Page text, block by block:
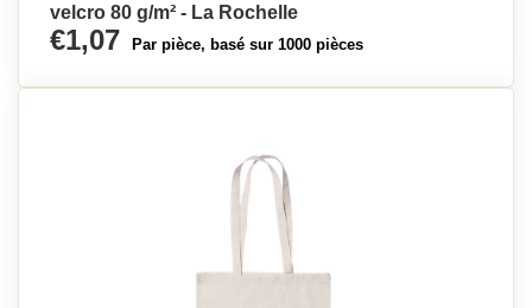
velcro 80 g/m² - La Rochelle
€1,07 Par pièce, basé sur 1000 pièces